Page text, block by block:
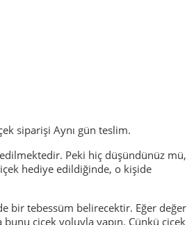
siparişi Aynı gün teslim.
Peki hiç düşündünüz mü,
hediye edildiğinde, o kişide
bir tebessüm belirecektir. Eğer değer
çiçek yoluyla yapın. Çünkü çiçek